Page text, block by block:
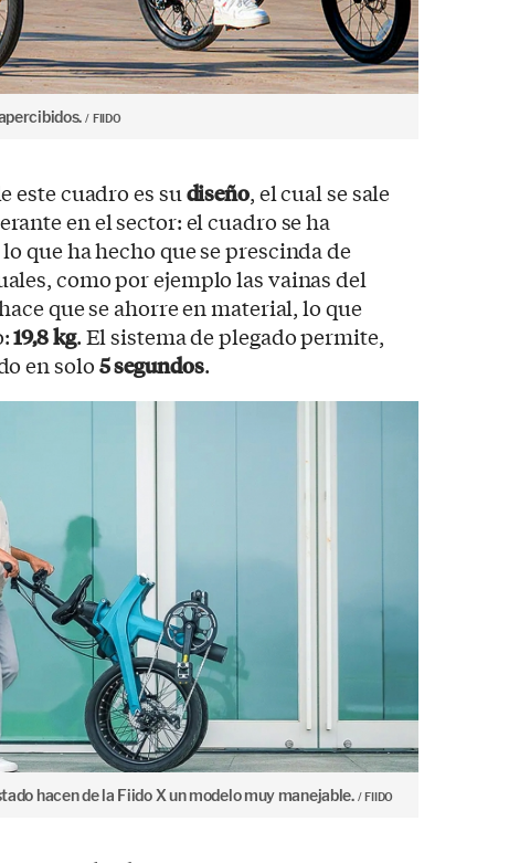
FIIDO
este cuadro es su diseño, el cual se sale
en el sector: el cuadro se ha
lo que ha hecho que se prescinda de
como por ejemplo las vainas del
que se ahorre en material, lo que
19,8 kg. El sistema de plegado permite,
en solo5 segundos.
hacen de la Fiido X un modelo muy manejable. FIIDO